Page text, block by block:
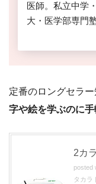
医師。私立中学
大・医学部専門
定番のロングセラ
字や絵を学ぶのに
2カ
posted
タカラ